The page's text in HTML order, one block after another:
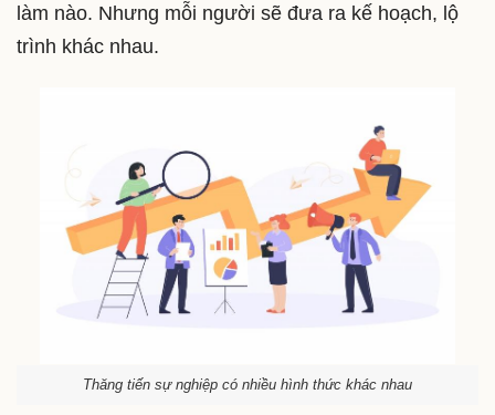
làm nào. Nhưng mỗi người sẽ đưa ra kế hoạch, lộ
trình khác nhau.
Thăng tiến sự nghiệp có nhiều hình thức khác nhau